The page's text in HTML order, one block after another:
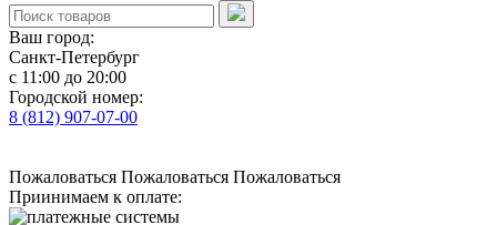
Ваш город:
Санкт-Петербург
с 11:00 до 20:00
Городской номер:
8 (812) 907-07-00
Пожаловаться Пожаловаться Пожаловаться
Приинимаем к оплате: